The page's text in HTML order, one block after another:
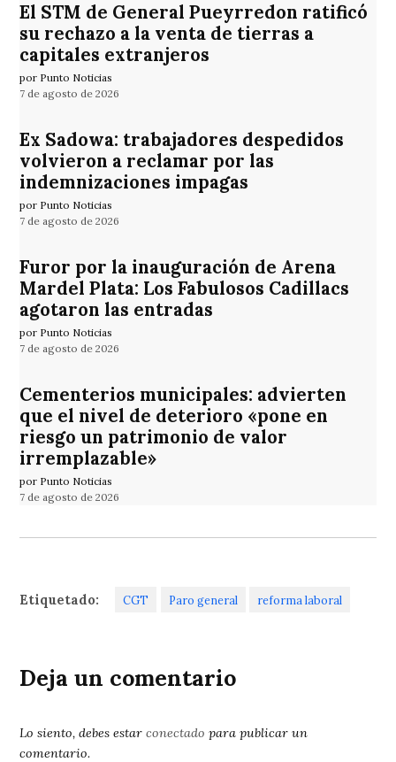
El STM de General Pueyrredon ratificó
su rechazo a la venta de tierras a
capitales extranjeros
por Punto Noticias
7 de agosto de 2026
Ex Sadowa: trabajadores despedidos
volvieron a reclamar por las
indemnizaciones impagas
por Punto Noticias
7 de agosto de 2026
Furor por la inauguración de Arena
Mardel Plata: Los Fabulosos Cadillacs
agotaron las entradas
por Punto Noticias
7 de agosto de 2026
Cementerios municipales: advierten
que el nivel de deterioro «pone en
riesgo un patrimonio de valor
irremplazable»
por Punto Noticias
7 de agosto de 2026
Etiquetado: CGT Paro general reforma laboral
Deja un comentario
Lo siento, debes estarconectado para publicar un
comentario.